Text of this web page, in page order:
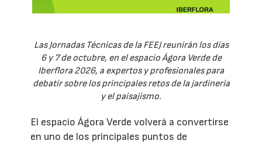
Las Jornadas Técnicas de la FEEJ reunirán los días
6 y 7 de octubre, en el espacio Ágora Verde de
Iberflora 2026, a expertos y profesionales para
debatir sobre los principales retos de la jardinería
y el paisajismo.
El espacio Ágora Verde volverá a convertirse
en uno de los principales puntos de